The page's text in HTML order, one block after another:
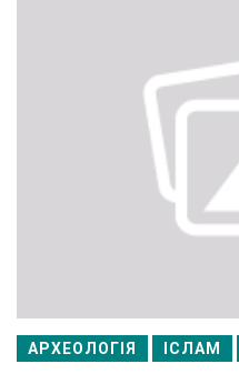
АРХЕОЛОГІЯ ІСЛАМ